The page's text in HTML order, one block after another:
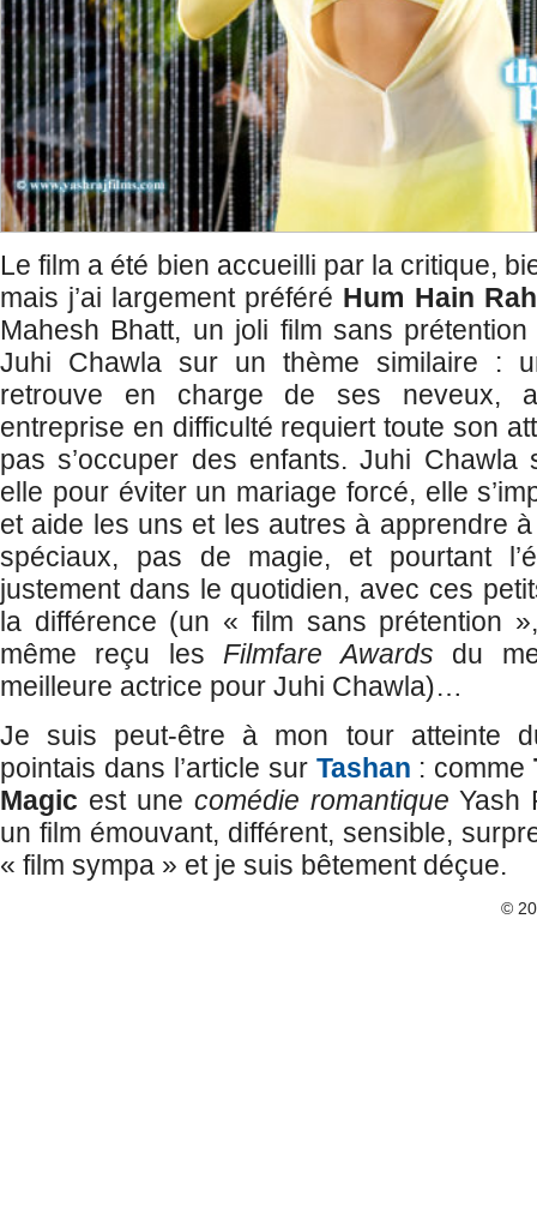
Le film a été bien accueilli par la critique,
mais j’ai largement préféré Hum Hain
Mahesh Bhatt, un joli film sans
Juhi Chawla sur un thème similaire :
retrouve en charge de ses neveux,
entreprise en difficulté requiert toute son
pas s’occuper des enfants. Juhi Chawla
elle pour éviter un mariage forcé, elle
et aide les uns et les autres à apprendre à
spéciaux, pas de magie, et pourtant
justement dans le quotidien, avec ces
la différence (un « film sans prétention
même reçu les Filmfare Awards du
meilleure actrice pour Juhi Chawla)…
Je suis peut-être à mon tour atteinte
pointais dans l’article sur Tashan : comme
Magic est une comédie romantique Yash
un film émouvant, différent, sensible,
« film sympa » et je suis bêtement déçue.
©